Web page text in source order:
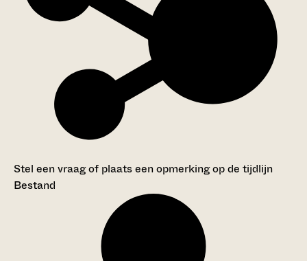
Stel een vraag of plaats een opmerking op de tijdlijn
Bestand